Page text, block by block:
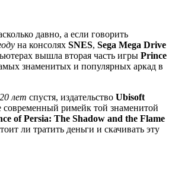
давно, а если говорить
на консолях SNES, Sega Mega Drive
вышла вторая часть игры Prince
знаменитых и популярных аркад в
20 лет спустя, издательство Ubisoft
римейк той знаменитой
of Persia: The Shadow and the Flame
ли тратить деньги и скачивать эту